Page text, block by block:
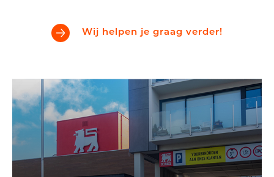
Wij helpen je graag verder!